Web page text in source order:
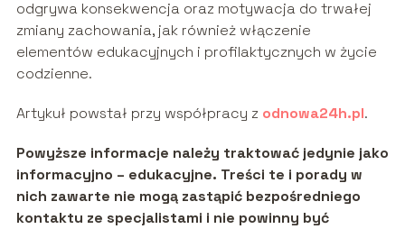
odgrywa konsekwencja oraz motywacja do trwałej
zmiany zachowania, jak również włączenie
elementów edukacyjnych i profilaktycznych w życie
codzienne.
Artykuł powstał przy współpracy z odnowa24h.pl.
Powyższe informacje należy traktować jedynie jako
informacyjno – edukacyjne. Treści te i porady w
nich zawarte nie mogą zastąpić bezpośredniego
kontaktu ze specjalistami i nie powinny być